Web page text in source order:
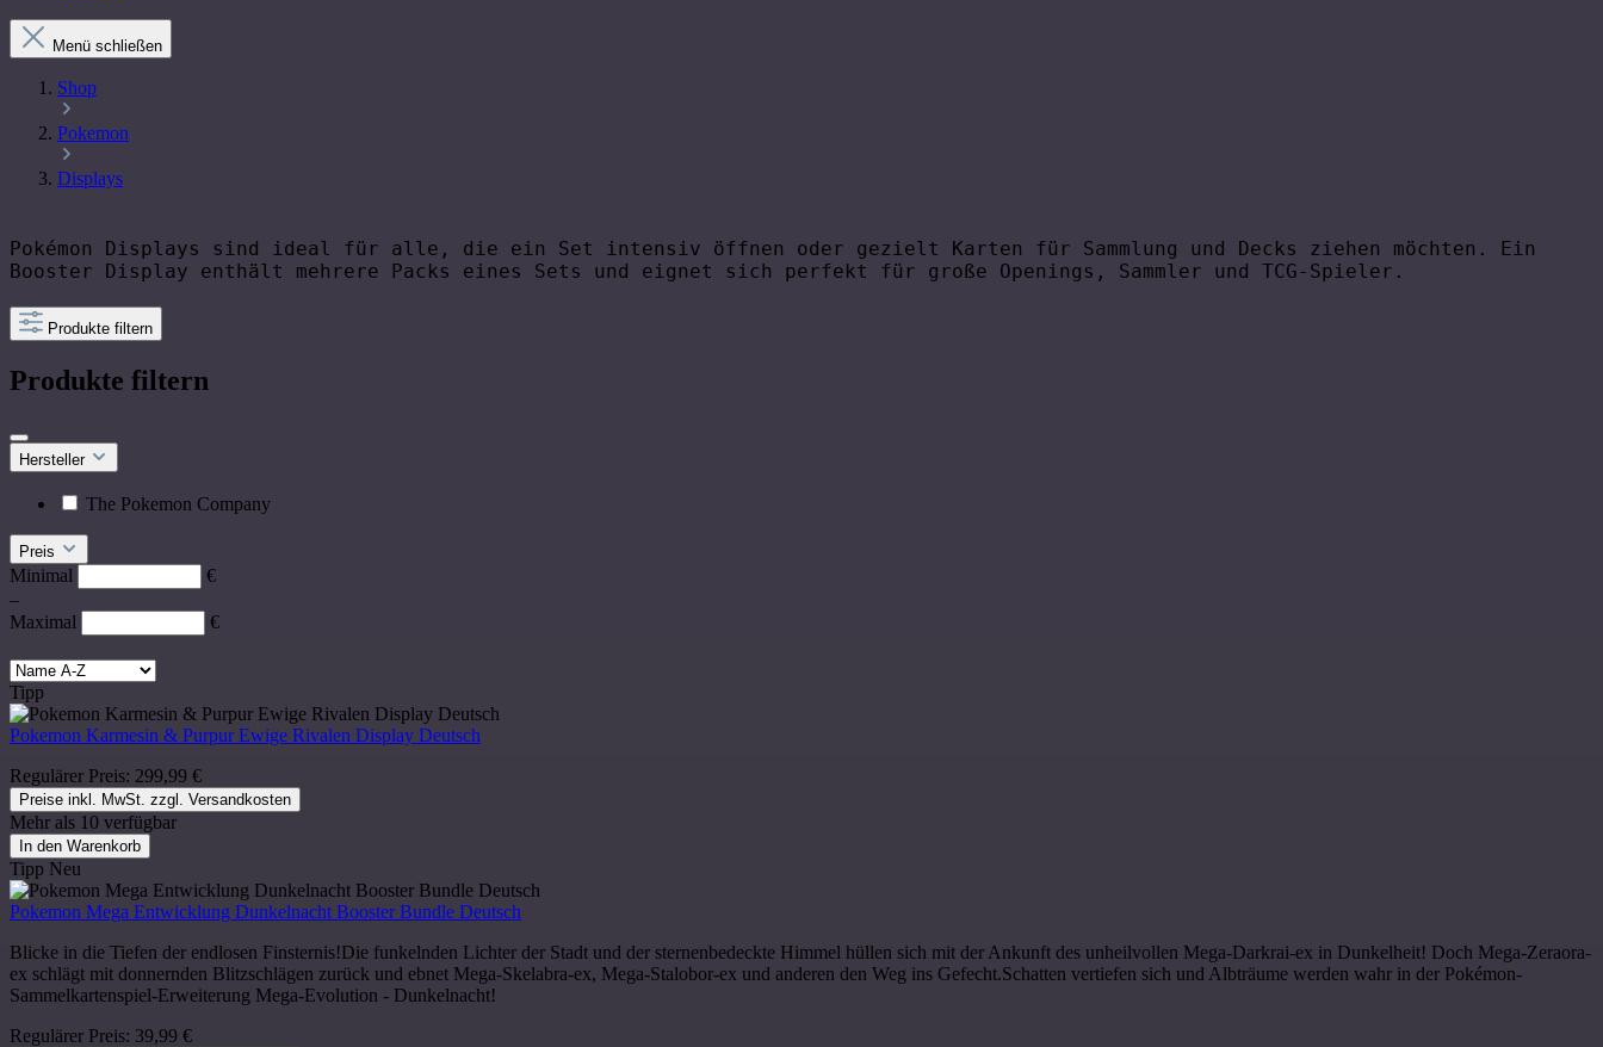
Menü schließen
Shop
Pokemon
Displays
Pokémon Displays sind ideal für alle, die ein Set intensiv öffnen oder gezielt Karten für Sammlung und Decks ziehen möchten. Ein
Booster Display enthält mehrere Packs eines Sets und eignet sich perfekt für große Openings, Sammler und TCG-Spieler.
Produkte filtern
Produkte filtern
Hersteller
The Pokemon Company
Preis
Minimal
€
–
Maximal
€
Tipp
Pokemon Karmesin & Purpur Ewige Rivalen Display Deutsch
Regulärer Preis: 299,99 €
Preise inkl. MwSt. zzgl. Versandkosten
Mehr als 10 verfügbar
In den Warenkorb
Tipp Neu
Pokemon Mega Entwicklung Dunkelnacht Booster Bundle Deutsch
Blicke in die Tiefen der endlosen Finsternis!Die funkelnden Lichter der Stadt und der sternenbedeckte Himmel hüllen sich mit der Ankunft des unheilvollen Mega-Darkrai-ex in Dunkelheit! Doch Mega-Zeraora-
ex schlägt mit donnernden Blitzschlägen zurück und ebnet Mega-Skelabra-ex, Mega-Stalobor-ex und anderen den Weg ins Gefecht.Schatten vertiefen sich und Albträume werden wahr in der Pokémon-
Sammelkartenspiel-Erweiterung Mega-Evolution - Dunkelnacht!
Regulärer Preis: 39,99 €